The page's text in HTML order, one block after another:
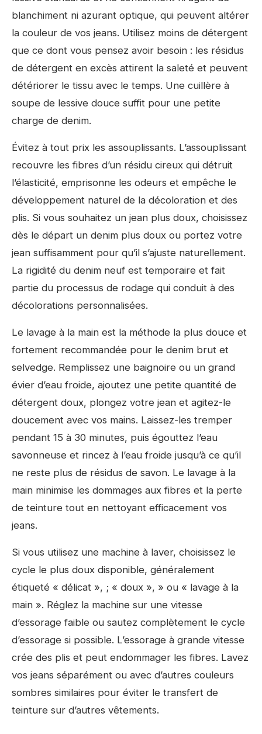
blanchiment ni azurant optique, qui peuvent altérer
la couleur de vos jeans. Utilisez moins de détergent
que ce dont vous pensez avoir besoin : les résidus
de détergent en excès attirent la saleté et peuvent
détériorer le tissu avec le temps. Une cuillère à
soupe de lessive douce suffit pour une petite
charge de denim.
Évitez à tout prix les assouplissants. L’assouplissant
recouvre les fibres d’un résidu cireux qui détruit
l’élasticité, emprisonne les odeurs et empêche le
développement naturel de la décoloration et des
plis. Si vous souhaitez un jean plus doux, choisissez
dès le départ un denim plus doux ou portez votre
jean suffisamment pour qu’il s’ajuste naturellement.
La rigidité du denim neuf est temporaire et fait
partie du processus de rodage qui conduit à des
décolorations personnalisées.
Le lavage à la main est la méthode la plus douce et
fortement recommandée pour le denim brut et
selvedge. Remplissez une baignoire ou un grand
évier d’eau froide, ajoutez une petite quantité de
détergent doux, plongez votre jean et agitez-le
doucement avec vos mains. Laissez-les tremper
pendant 15 à 30 minutes, puis égouttez l’eau
savonneuse et rincez à l’eau froide jusqu’à ce qu’il
ne reste plus de résidus de savon. Le lavage à la
main minimise les dommages aux fibres et la perte
de teinture tout en nettoyant efficacement vos
jeans.
Si vous utilisez une machine à laver, choisissez le
cycle le plus doux disponible, généralement
étiqueté « délicat », ; « doux », » ou « lavage à la
main ». Réglez la machine sur une vitesse
d’essorage faible ou sautez complètement le cycle
d’essorage si possible. L’essorage à grande vitesse
crée des plis et peut endommager les fibres. Lavez
vos jeans séparément ou avec d’autres couleurs
sombres similaires pour éviter le transfert de
teinture sur d’autres vêtements.